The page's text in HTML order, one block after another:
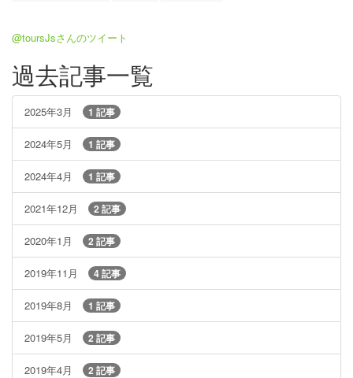
@toursJsさんのツイート
過去記事一覧
2025年3月 1 記事
2024年5月 1 記事
2024年4月 1 記事
2021年12月 2 記事
2020年1月 2 記事
2019年11月 4 記事
2019年8月 1 記事
2019年5月 2 記事
2019年4月 2 記事